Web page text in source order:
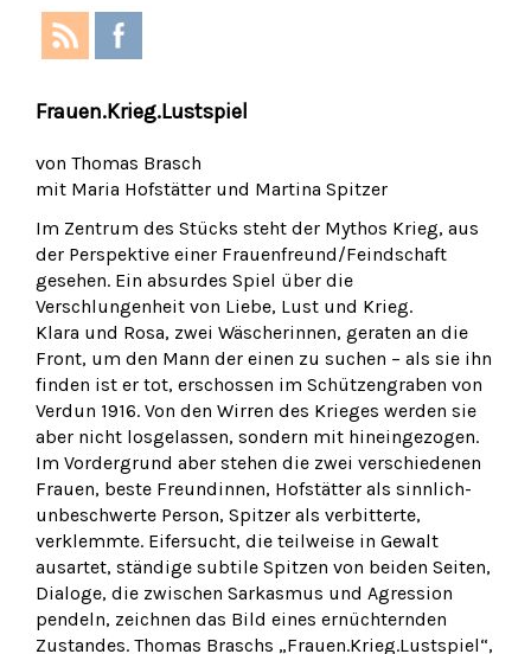
Frauen.Krieg.Lustspiel
von Thomas Brasch
mit Maria Hofstätter und Martina Spitzer
Im Zentrum des Stücks steht der Mythos Krieg, aus
der Perspektive einer Frauenfreund/Feindschaft
gesehen. Ein absurdes Spiel über die
Verschlungenheit von Liebe, Lust und Krieg.
Klara und Rosa, zwei Wäscherinnen, geraten an die
Front, um den Mann der einen zu suchen – als sie ihn
finden ist er tot, erschossen im Schützengraben von
Verdun 1916. Von den Wirren des Krieges werden sie
aber nicht losgelassen, sondern mit hineingezogen.
Im Vordergrund aber stehen die zwei verschiedenen
Frauen, beste Freundinnen, Hofstätter als sinnlich-
unbeschwerte Person, Spitzer als verbitterte,
verklemmte. Eifersucht, die teilweise in Gewalt
ausartet, ständige subtile Spitzen von beiden Seiten,
Dialoge, die zwischen Sarkasmus und Agression
pendeln, zeichnen das Bild eines ernüchternden
Zustandes. Thomas Braschs „Frauen.Krieg.Lustspiel“,